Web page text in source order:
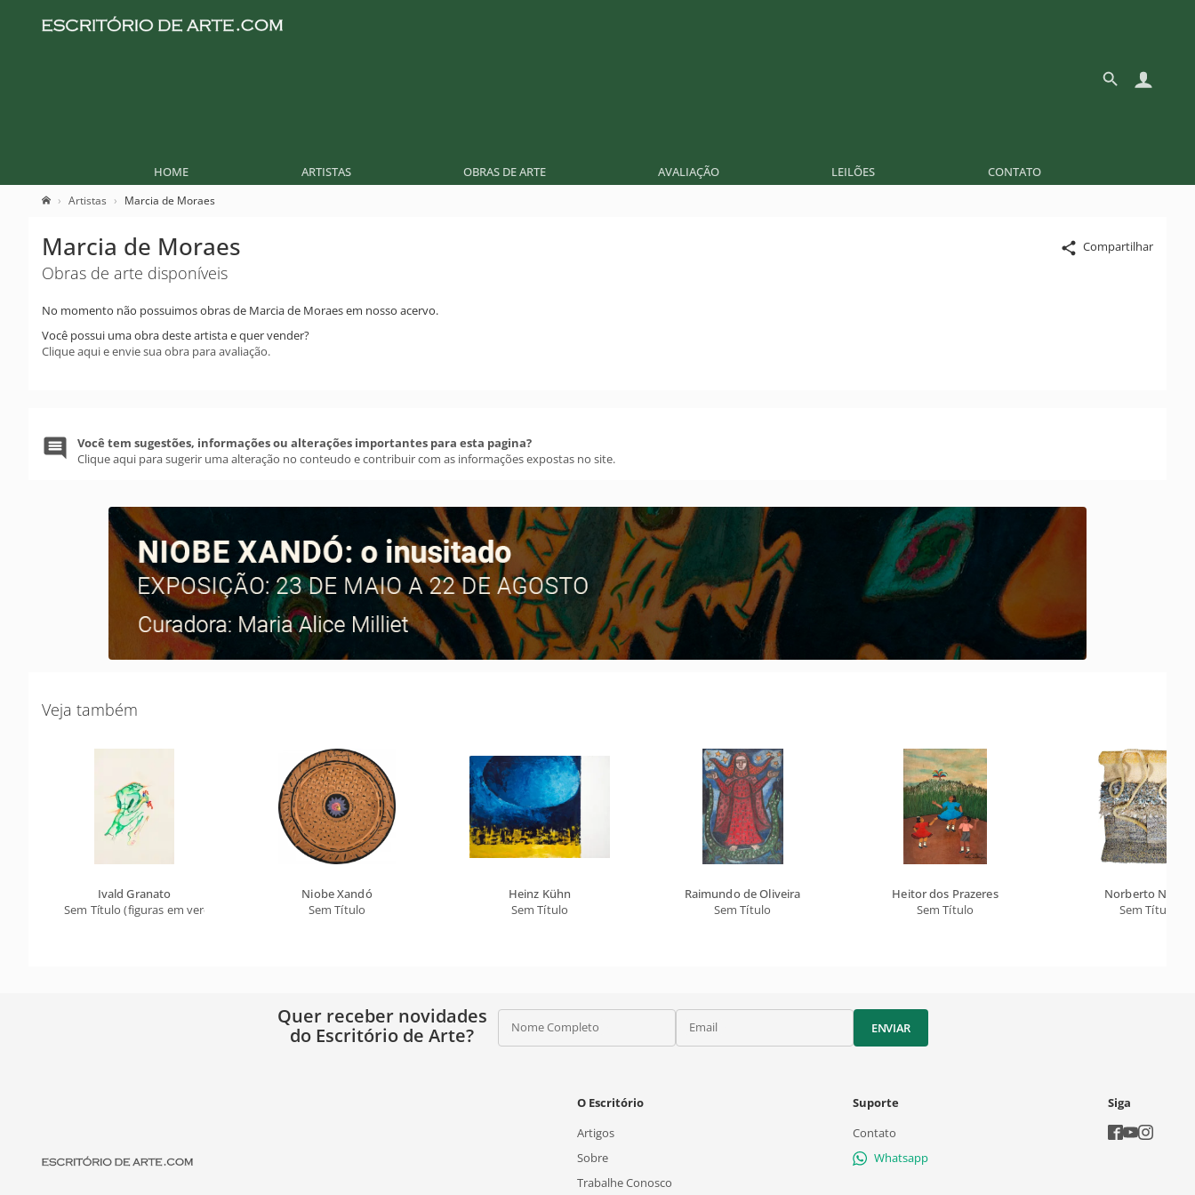
HOME ARTISTAS OBRAS DE ARTE AVALIAÇÃO LEILÕES CONTATO
Artistas Marcia de Moraes
Compartilhar
Marcia de Moraes
Obras de arte disponíveis
No momento não possuimos obras de Marcia de Moraes em nosso acervo.
Você possui uma obra deste artista e quer vender?
Clique aqui e envie sua obra para avaliação.
Você tem sugestões, informações ou alterações importantes para esta pagina?
Clique aqui para sugerir uma alteração no conteudo e contribuir com as informações expostas no site.
Veja também
Ivald Granato
Sem Título (figuras em verde)
Niobe Xandó
Sem Título
Heinz Kühn
Sem Título
Raimundo de Oliveira
Sem Título
Heitor dos Prazeres
Sem Título
Norberto Nicola
Sem Título
Quer receber novidades
do Escritório de Arte?
Nome Completo Email ENVIAR
O Escritório
Artigos
Sobre
Trabalhe Conosco
Suporte
Contato
Whatsapp
Siga